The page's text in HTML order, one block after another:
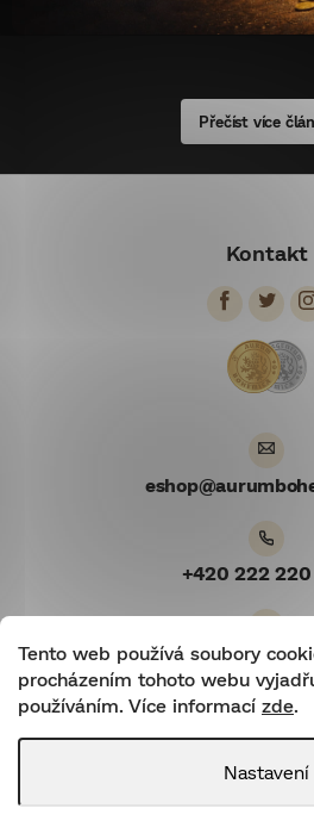
Tento web používá soubory
procházením tohoto webu
používáním. Více informací zde.
Nastavení
Přečíst více
Kontakt
eshop@
+420 222
Youtube